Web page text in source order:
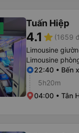
Tuấn Hiệp
4.1 star (1659
Limousine
Limousine
22:40 • Bến
5h20m
04:00 • Tân